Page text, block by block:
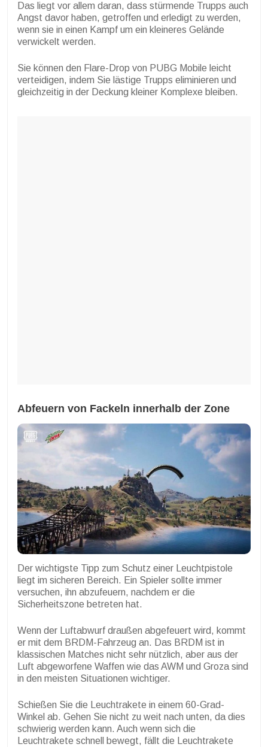
Das liegt vor allem daran, dass stürmende Trupps auch
Angst davor haben, getroffen und erledigt zu werden,
wenn sie in einen Kampf um ein kleineres Gelände
verwickelt werden.
Sie können den Flare-Drop von PUBG Mobile leicht
verteidigen, indem Sie lästige Trupps eliminieren und
gleichzeitig in der Deckung kleiner Komplexe bleiben.
Abfeuern von Fackeln innerhalb der Zone
Der wichtigste Tipp zum Schutz einer Leuchtpistole
liegt im sicheren Bereich. Ein Spieler sollte immer
versuchen, ihn abzufeuern, nachdem er die
Sicherheitszone betreten hat.
Wenn der Luftabwurf draußen abgefeuert wird, kommt
er mit dem BRDM-Fahrzeug an. Das BRDM ist in
klassischen Matches nicht sehr nützlich, aber aus der
Luft abgeworfene Waffen wie das AWM und Groza sind
in den meisten Situationen wichtiger.
Schießen Sie die Leuchtrakete in einem 60-Grad-
Winkel ab. Gehen Sie nicht zu weit nach unten, da dies
schwierig werden kann. Auch wenn sich die
Leuchtrakete schnell bewegt, fällt die Leuchtrakete